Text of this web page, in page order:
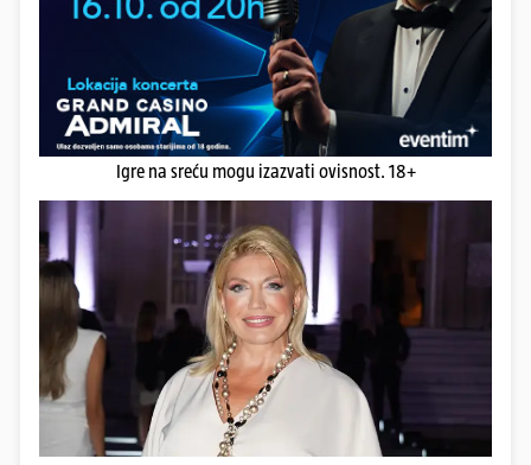
Igre na sreću mogu izazvati ovisnost. 18+